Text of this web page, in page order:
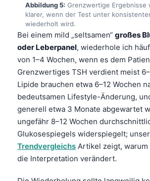
Abbildung 5: Grenzwertige Ergebnisse
klarer, wenn der Test unter
wiederholt wird.
Bei einem mild „seltsamen“ großes
oder Leberpanel, wiederhole ich
von 1–4 Wochen, wenn es dem
Grenzwertiges TSH verdient meist
Lipide brauchen etwa 6–12 Wochen
bedeutsamen Lifestyle-Änderung,
generell etwa 3 Monate abgewartet
ungefähr 8–12 Wochen
Glukosespiegels widerspiegelt; unser
Trendvergleichs Artikel zeigt,
die Interpretation verändert.
Suomi
Hrvatski
Slovenčina
پښتو
سنڌي
සිංහල
অসমীয়া
Galego
Latviešu valoda